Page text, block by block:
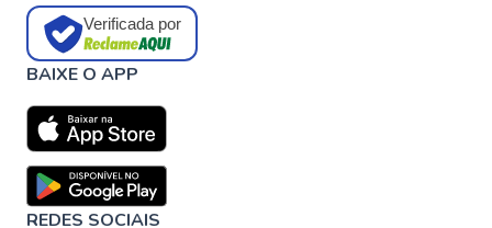
Verificada por
BAIXE O APP
REDES SOCIAIS